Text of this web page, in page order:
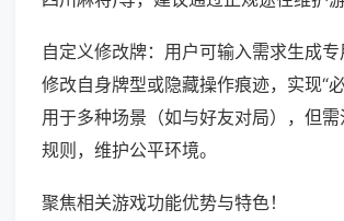
自定义修改牌：用户可输入需求生成专
修改自身牌型或隐藏操作痕迹，实现“
用于多种场景（如与好友对局），但
规则，维护公平环境。
聚焦相关游戏功能优势与特色！